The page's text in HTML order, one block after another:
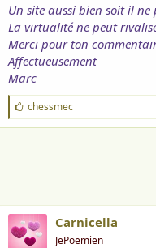
Un site aussi bien soit il
La virtualité ne peut
Merci pour ton
Affectueusement
Marc
J
'
a
chessmec
Carnicella
JePoemien